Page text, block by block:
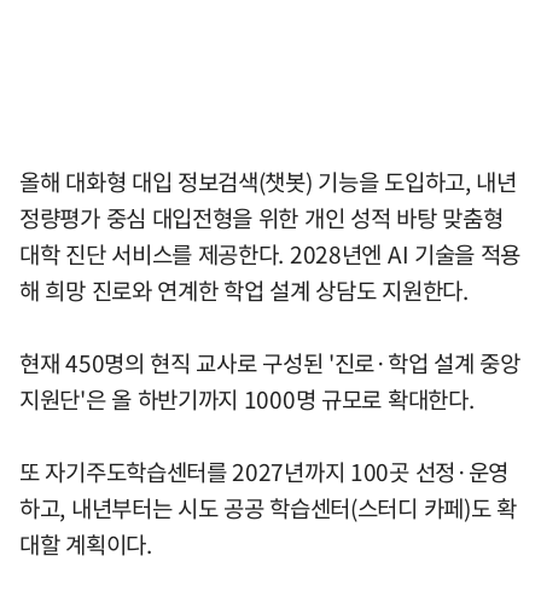
올해 대화형 대입 정보검색(챗봇) 기능을 도입하고, 내년
정량평가 중심 대입전형을 위한 개인 성적 바탕 맞춤형
대학 진단 서비스를 제공한다. 2028년엔 AI 기술을 적용
해 희망 진로와 연계한 학업 설계 상담도 지원한다.
현재 450명의 현직 교사로 구성된 '진로·학업 설계 중앙
지원단'은 올 하반기까지 1000명 규모로 확대한다.
또 자기주도학습센터를 2027년까지 100곳 선정·운영
하고, 내년부터는 시도 공공 학습센터(스터디 카페)도 확
대할 계획이다.